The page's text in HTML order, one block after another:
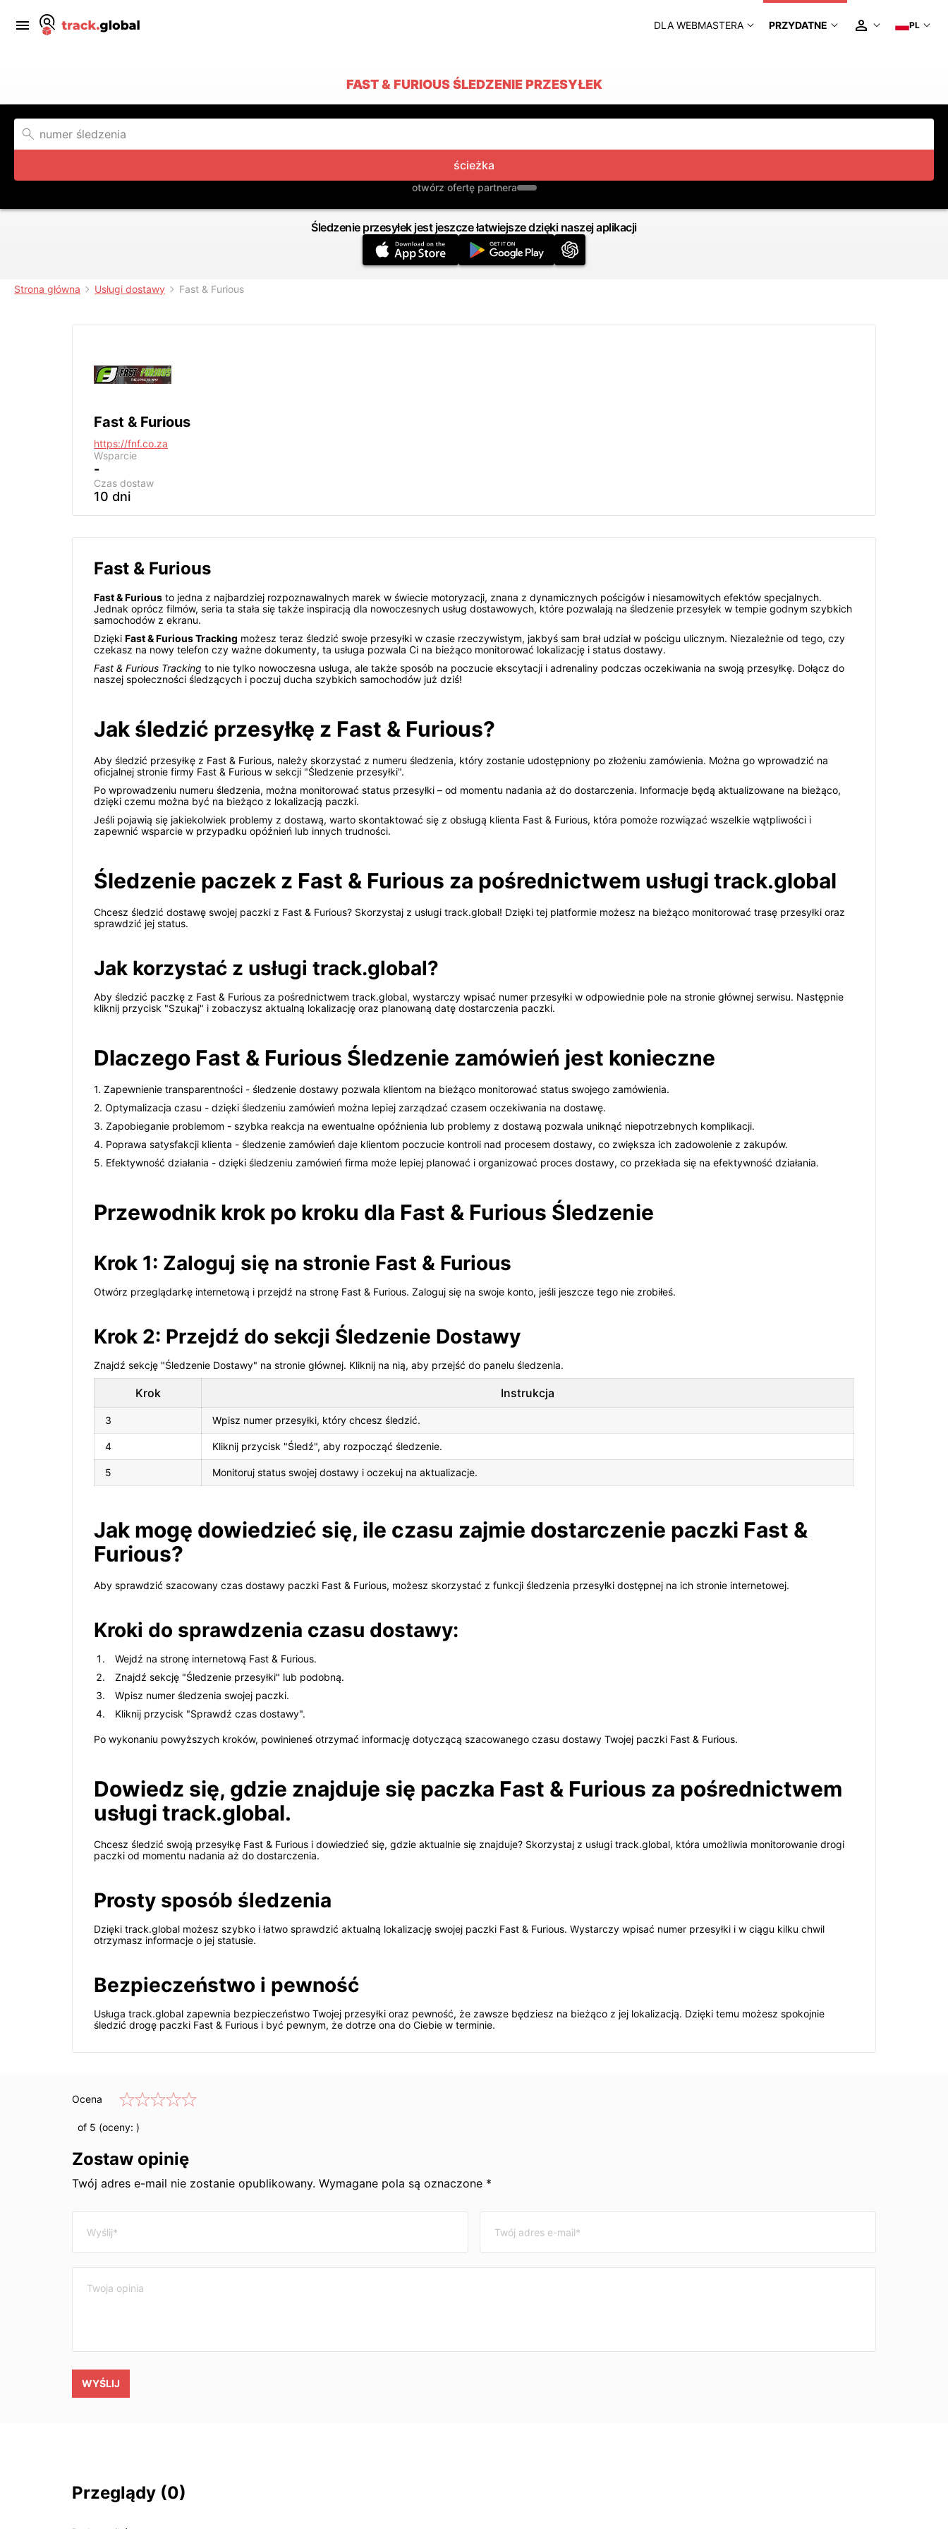
DLA WEBMASTERA PRZYDATNE PL
FAST & FURIOUS ŚLEDZENIE PRZESYŁEK
ścieżka
otwórz ofertę partnera
Śledzenie przesyłek jest jeszcze łatwiejsze dzięki naszej aplikacji
Strona główna Usługi dostawy Fast & Furious
Fast & Furious
https://fnf.co.za
Wsparcie
-
Czas dostaw
10 dni
Fast & Furious
Fast & Furious to jedna z najbardziej rozpoznawalnych marek w świecie motoryzacji, znana z dynamicznych pościgów i niesamowitych efektów specjalnych.
Jednak oprócz filmów, seria ta stała się także inspiracją dla nowoczesnych usług dostawowych, które pozwalają na śledzenie przesyłek w tempie godnym szybkich
samochodów z ekranu.
Dzięki Fast & Furious Tracking możesz teraz śledzić swoje przesyłki w czasie rzeczywistym, jakbyś sam brał udział w pościgu ulicznym. Niezależnie od tego, czy
czekasz na nowy telefon czy ważne dokumenty, ta usługa pozwala Ci na bieżąco monitorować lokalizację i status dostawy.
Fast & Furious Tracking to nie tylko nowoczesna usługa, ale także sposób na poczucie ekscytacji i adrenaliny podczas oczekiwania na swoją przesyłkę. Dołącz do
naszej społeczności śledzących i poczuj ducha szybkich samochodów już dziś!
Jak śledzić przesyłkę z Fast & Furious?
Aby śledzić przesyłkę z Fast & Furious, należy skorzystać z numeru śledzenia, który zostanie udostępniony po złożeniu zamówienia. Można go wprowadzić na
oficjalnej stronie firmy Fast & Furious w sekcji "Śledzenie przesyłki".
Po wprowadzeniu numeru śledzenia, można monitorować status przesyłki – od momentu nadania aż do dostarczenia. Informacje będą aktualizowane na bieżąco,
dzięki czemu można być na bieżąco z lokalizacją paczki.
Jeśli pojawią się jakiekolwiek problemy z dostawą, warto skontaktować się z obsługą klienta Fast & Furious, która pomoże rozwiązać wszelkie wątpliwości i
zapewnić wsparcie w przypadku opóźnień lub innych trudności.
Śledzenie paczek z Fast & Furious za pośrednictwem usługi track.global
Chcesz śledzić dostawę swojej paczki z Fast & Furious? Skorzystaj z usługi track.global! Dzięki tej platformie możesz na bieżąco monitorować trasę przesyłki oraz
sprawdzić jej status.
Jak korzystać z usługi track.global?
Aby śledzić paczkę z Fast & Furious za pośrednictwem track.global, wystarczy wpisać numer przesyłki w odpowiednie pole na stronie głównej serwisu. Następnie
kliknij przycisk "Szukaj" i zobaczysz aktualną lokalizację oraz planowaną datę dostarczenia paczki.
Dlaczego Fast & Furious Śledzenie zamówień jest konieczne
1. Zapewnienie transparentności - śledzenie dostawy pozwala klientom na bieżąco monitorować status swojego zamówienia.
2. Optymalizacja czasu - dzięki śledzeniu zamówień można lepiej zarządzać czasem oczekiwania na dostawę.
3. Zapobieganie problemom - szybka reakcja na ewentualne opóźnienia lub problemy z dostawą pozwala uniknąć niepotrzebnych komplikacji.
4. Poprawa satysfakcji klienta - śledzenie zamówień daje klientom poczucie kontroli nad procesem dostawy, co zwiększa ich zadowolenie z zakupów.
5. Efektywność działania - dzięki śledzeniu zamówień firma może lepiej planować i organizować proces dostawy, co przekłada się na efektywność działania.
Przewodnik krok po kroku dla Fast & Furious Śledzenie
Krok 1: Zaloguj się na stronie Fast & Furious
Otwórz przeglądarkę internetową i przejdź na stronę Fast & Furious. Zaloguj się na swoje konto, jeśli jeszcze tego nie zrobiłeś.
Krok 2: Przejdź do sekcji Śledzenie Dostawy
Znajdź sekcję "Śledzenie Dostawy" na stronie głównej. Kliknij na nią, aby przejść do panelu śledzenia.
Krok Instrukcja
3 Wpisz numer przesyłki, który chcesz śledzić.
4 Kliknij przycisk "Śledź", aby rozpocząć śledzenie.
5 Monitoruj status swojej dostawy i oczekuj na aktualizacje.
Jak mogę dowiedzieć się, ile czasu zajmie dostarczenie paczki Fast &
Furious?
Aby sprawdzić szacowany czas dostawy paczki Fast & Furious, możesz skorzystać z funkcji śledzenia przesyłki dostępnej na ich stronie internetowej.
Kroki do sprawdzenia czasu dostawy:
Wejdź na stronę internetową Fast & Furious.
Znajdź sekcję "Śledzenie przesyłki" lub podobną.
Wpisz numer śledzenia swojej paczki.
Kliknij przycisk "Sprawdź czas dostawy".
Po wykonaniu powyższych kroków, powinieneś otrzymać informację dotyczącą szacowanego czasu dostawy Twojej paczki Fast & Furious.
Dowiedz się, gdzie znajduje się paczka Fast & Furious za pośrednictwem
usługi track.global.
Chcesz śledzić swoją przesyłkę Fast & Furious i dowiedzieć się, gdzie aktualnie się znajduje? Skorzystaj z usługi track.global, która umożliwia monitorowanie drogi
paczki od momentu nadania aż do dostarczenia.
Prosty sposób śledzenia
Dzięki track.global możesz szybko i łatwo sprawdzić aktualną lokalizację swojej paczki Fast & Furious. Wystarczy wpisać numer przesyłki i w ciągu kilku chwil
otrzymasz informacje o jej statusie.
Bezpieczeństwo i pewność
Usługa track.global zapewnia bezpieczeństwo Twojej przesyłki oraz pewność, że zawsze będziesz na bieżąco z jej lokalizacją. Dzięki temu możesz spokojnie
śledzić drogę paczki Fast & Furious i być pewnym, że dotrze ona do Ciebie w terminie.
Ocena
of 5 (oceny: )
Zostaw opinię
Twój adres e-mail nie zostanie opublikowany. Wymagane pola są oznaczone *
WYŚLIJ
Przeglądy (0)